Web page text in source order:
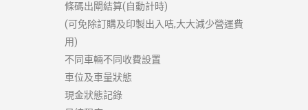
條碼出閘結算(自動計時)
(可免除訂購及印製出入咭,大大減少營運費
用)
不同車輛不同收費設置
車位及車量狀態
現金狀態記錄